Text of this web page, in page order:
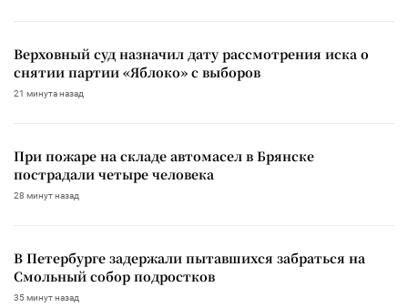
Верховный суд назначил дату рассмотрения иска о
снятии партии «Яблоко» с выборов
21 минута назад
При пожаре на складе автомасел в Брянске
пострадали четыре человека
28 минут назад
В Петербурге задержали пытавшихся забраться на
Смольный собор подростков
35 минут назад